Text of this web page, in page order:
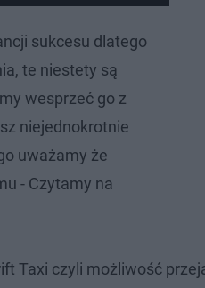
sukcesu dlatego
te niestety są
wesprzeć go z
niejednokrotnie
uważamy że
- Czytamy na
Taxi czyli możliwość